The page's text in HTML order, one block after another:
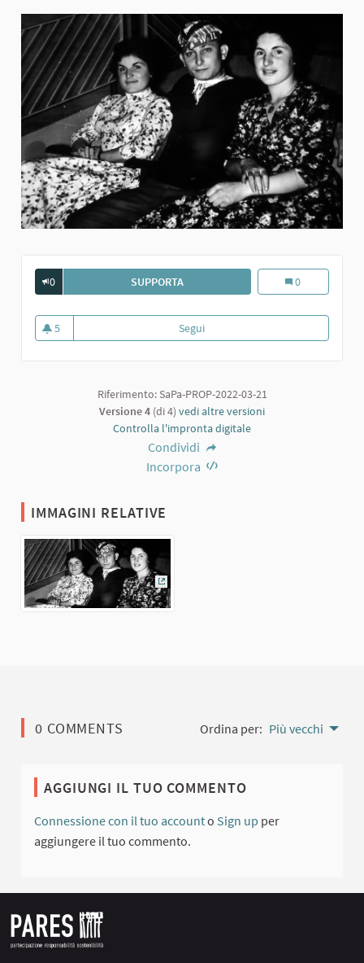
0 SUPPORTAG. TRAMELLI CON AMICHE AL TOPO
G. Tramelli con
0
5
5 sostenitori
Segui
Riferimento: SaPa-PROP-2022-03-21
Versione 4 (di 4) vedi altre versioni
Controlla l'impronta digitale
Condividi
Incorpora
IMMAGINI RELATIVE
(Collegamento esterno)
0 COMMENTS Ordina per: Più vecchi
AGGIUNGI IL TUO COMMENTO
Connessione con il tuo accounto Sign up per
aggiungere il tuo commento.